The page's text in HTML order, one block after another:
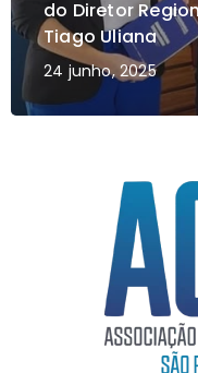
do Diretor
Tiago Uliana
24 junho, 2025